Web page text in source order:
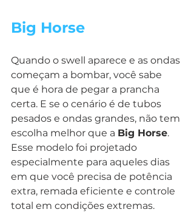
Big Horse
Quando o swell aparece e as ondas
começam a bombar, você sabe
que é hora de pegar a prancha
certa. E se o cenário é de tubos
pesados e ondas grandes, não tem
escolha melhor que a Big Horse.
Esse modelo foi projetado
especialmente para aqueles dias
em que você precisa de potência
extra, remada eficiente e controle
total em condições extremas.